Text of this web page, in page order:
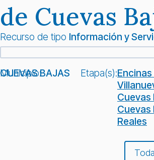
de Cuevas
Recurso de tipo Información y
Municipio:
CUEVAS BAJAS Etapa(s):
Cuevas
Cuevas
Reales